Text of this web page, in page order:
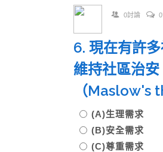
0討論
6. 現在有許
維持社區治
（Maslow's
(A)生理需求
(B)安全需求
(C)尊重需求